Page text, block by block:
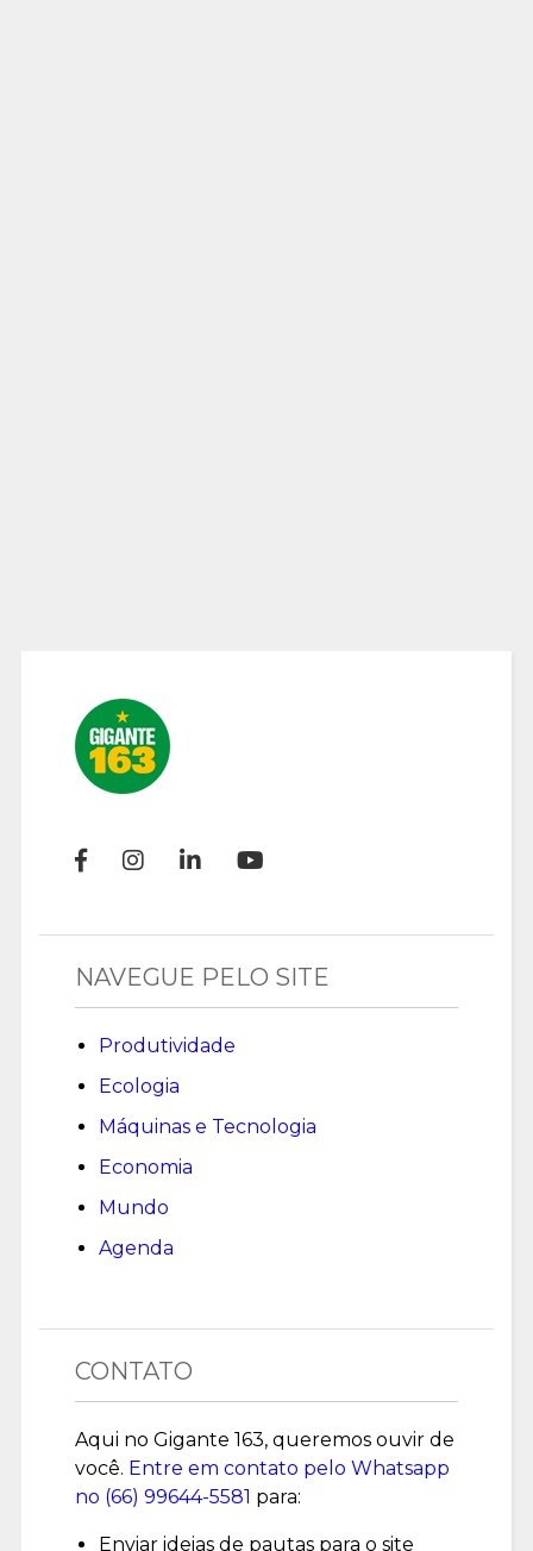
NAVEGUE PELO SITE
Produtividade
Ecologia
Máquinas e Tecnologia
Economia
Mundo
Agenda
CONTATO
Aqui no Gigante 163, queremos ouvir de
você. Entre em contato pelo Whatsapp
no (66) 99644-5581 para:
Enviar ideias de pautas para o site